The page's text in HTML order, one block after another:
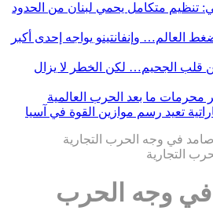
تنظيم متكامل يحمي لبنان من الحدود
العالم… وإنفانتينو يواجه إحدى أكبر
قلب الجحيم… لكن الخطر لا يزال
محرمات ما بعد الحرب العالمية
تعيد رسم موازين القوة في آسيا
في وجه الحرب التجارية
في وجه الحرب